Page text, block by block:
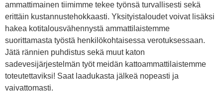
ammattimainen tiimimme tekee työnsä turvallisesti sekä
erittäin kustannustehokkaasti. Yksityistaloudet voivat lisäksi
hakea kotitalousvähennystä ammattilaistemme
suorittamasta työstä henkilökohtaisessa verotuksessaan.
Jätä rännien puhdistus sekä muut katon
sadevesijärjestelmän työt meidän kattoammattilaistemme
toteutettaviksi! Saat laadukasta jälkeä nopeasti ja
vaivattomasti.